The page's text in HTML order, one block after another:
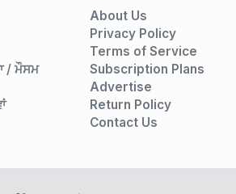
/ ਮੌਸਮ
About Us
Privacy Policy
Terms of Service
Subscription Plans
Advertise
Return Policy
Contact Us